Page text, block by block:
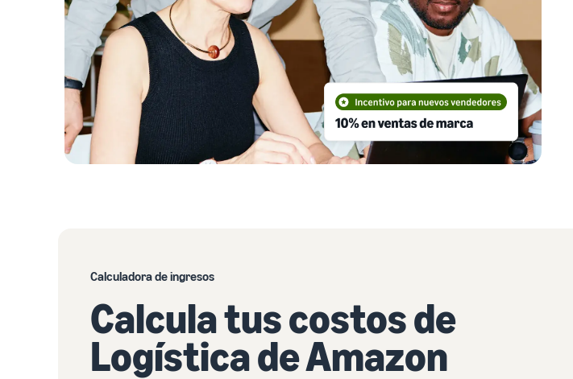
Calculadora de ingresos
Calcula tus costos de
Logística de Amazon